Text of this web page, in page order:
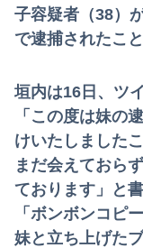
子容疑者（38）
で逮捕されたこ
垣内は16日、ツ
「この度は妹の
けいたしました
まだ会えておら
ております」と書
「ボンボンコピ
妹と立ち上げた